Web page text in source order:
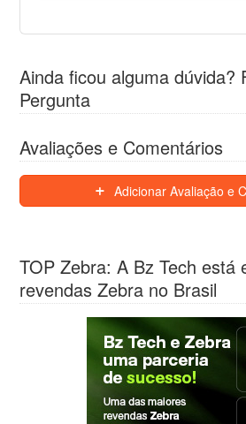
Ainda ficou alguma dúvida?
Pergunta
Avaliações e Comentários
Adicionar Avaliação e
TOP Zebra: A Bz Tech está
revendas Zebra no Brasil